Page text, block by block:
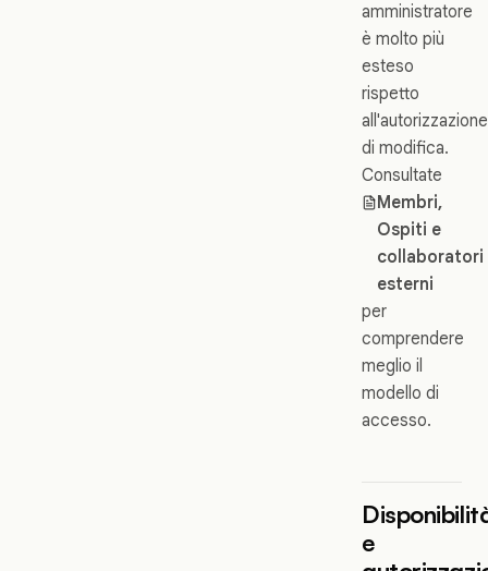
amministratore
è molto più
esteso
rispetto
all'autorizzazione
di modifica.
Consultate
Membri,
Ospiti e
collaboratori
esterni
per
comprendere
meglio il
modello di
accesso.
e